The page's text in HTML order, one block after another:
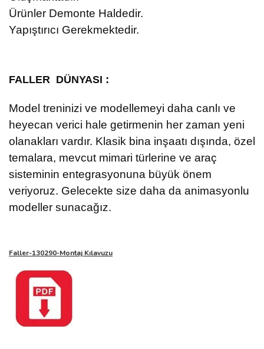
Ürünler Demonte Haldedir.
Yapıştırıcı Gerekmektedir.
FALLER DÜNYASI :
Model treninizi ve modellemeyi daha canlı ve
heyecan verici hale getirmenin her zaman yeni
olanakları vardır. Klasik bina inşaatı dışında, özel
temalara, mevcut mimari türlerine ve araç
sisteminin entegrasyonuna büyük önem
veriyoruz. Gelecekte size daha da animasyonlu
modeller sunacağız.
Faller-130290-Montaj Kılavuzu